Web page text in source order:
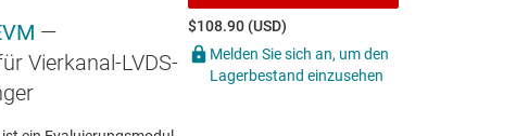
—
Vierkanal-LVDS-
$108.90 (USD)
Melden Sie sich an, um den
Lagerbestand einzusehen